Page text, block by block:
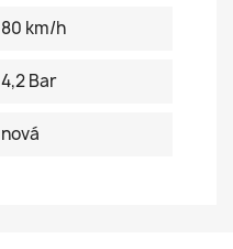
80 km/h
4,2 Bar
nová